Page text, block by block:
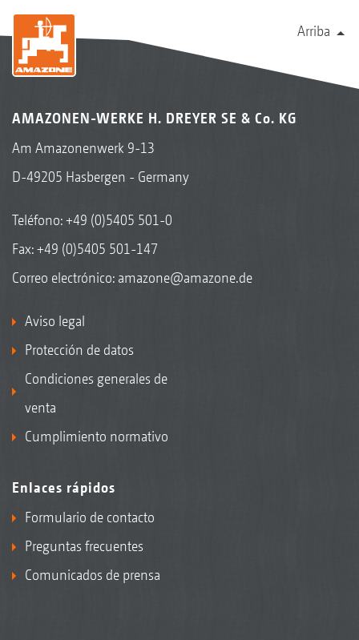
Arriba
AMAZONEN-WERKE H. DREYER SE & Co. KG
Am Amazonenwerk 9-13
D-49205 Hasbergen - Germany
Teléfono:+49 (0)5405 501-0
Fax: +49 (0)5405 501-147
Correo electrónico: amazone@amazone.de
Aviso legal
Protección de datos
Condiciones generales de
venta
Cumplimiento normativo
Enlaces rápidos
Formulario de contacto
Preguntas frecuentes
Comunicados de prensa